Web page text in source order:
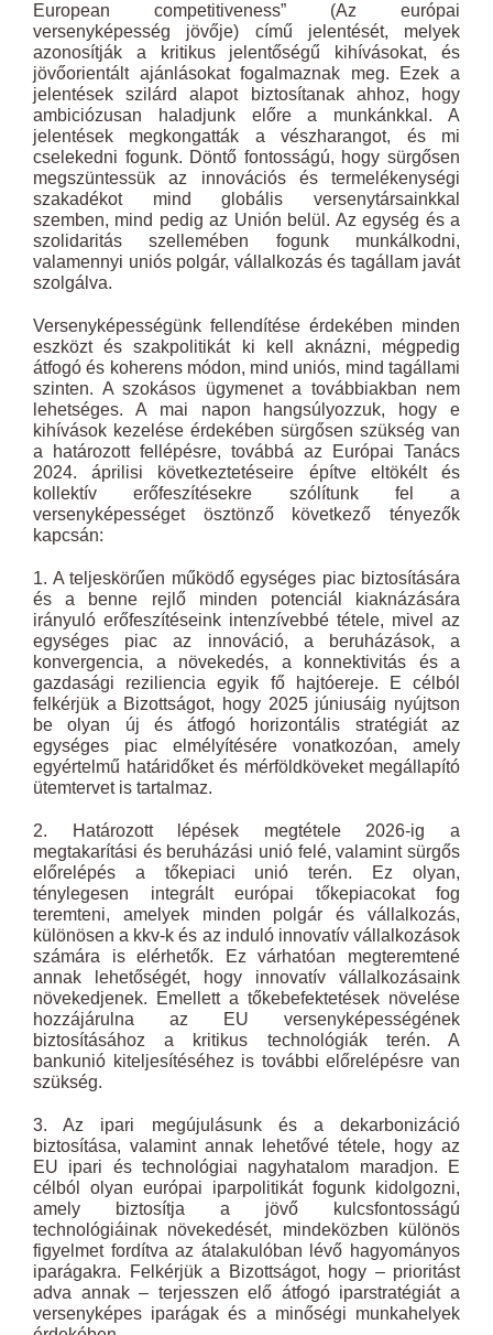
European competitiveness” (Az európai
versenyképesség jövője) című jelentését, melyek
azonosítják a kritikus jelentőségű kihívásokat, és
jövőorientált ajánlásokat fogalmaznak meg. Ezek a
jelentések szilárd alapot biztosítanak ahhoz, hogy
ambiciózusan haladjunk előre a munkánkkal. A
jelentések megkongatták a vészharangot, és mi
cselekedni fogunk. Döntő fontosságú, hogy sürgősen
megszüntessük az innovációs és termelékenységi
szakadékot mind globális versenytársainkkal
szemben, mind pedig az Unión belül. Az egység és a
szolidaritás szellemében fogunk munkálkodni,
valamennyi uniós polgár, vállalkozás és tagállam javát
szolgálva.
Versenyképességünk fellendítése érdekében minden
eszközt és szakpolitikát ki kell aknázni, mégpedig
átfogó és koherens módon, mind uniós, mind tagállami
szinten. A szokásos ügymenet a továbbiakban nem
lehetséges. A mai napon hangsúlyozzuk, hogy e
kihívások kezelése érdekében sürgősen szükség van
a határozott fellépésre, továbbá az Európai Tanács
2024. áprilisi következtetéseire építve eltökélt és
kollektív erőfeszítésekre szólítunk fel a
versenyképességet ösztönző következő tényezők
kapcsán:
1. A teljeskörűen működő egységes piac biztosítására
és a benne rejlő minden potenciál kiaknázására
irányuló erőfeszítéseink intenzívebbé tétele, mivel az
egységes piac az innováció, a beruházások, a
konvergencia, a növekedés, a konnektivitás és a
gazdasági reziliencia egyik fő hajtóereje. E célból
felkérjük a Bizottságot, hogy 2025 júniusáig nyújtson
be olyan új és átfogó horizontális stratégiát az
egységes piac elmélyítésére vonatkozóan, amely
egyértelmű határidőket és mérföldköveket megállapító
ütemtervet is tartalmaz.
2. Határozott lépések megtétele 2026-ig a
megtakarítási és beruházási unió felé, valamint sürgős
előrelépés a tőkepiaci unió terén. Ez olyan,
ténylegesen integrált európai tőkepiacokat fog
teremteni, amelyek minden polgár és vállalkozás,
különösen a kkv-k és az induló innovatív vállalkozások
számára is elérhetők. Ez várhatóan megteremtené
annak lehetőségét, hogy innovatív vállalkozásaink
növekedjenek. Emellett a tőkebefektetések növelése
hozzájárulna az EU versenyképességének
biztosításához a kritikus technológiák terén. A
bankunió kiteljesítéséhez is további előrelépésre van
szükség.
3. Az ipari megújulásunk és a dekarbonizáció
biztosítása, valamint annak lehetővé tétele, hogy az
EU ipari és technológiai nagyhatalom maradjon. E
célból olyan európai iparpolitikát fogunk kidolgozni,
amely biztosítja a jövő kulcsfontosságú
technológiáinak növekedését, mindeközben különös
figyelmet fordítva az átalakulóban lévő hagyományos
iparágakra. Felkérjük a Bizottságot, hogy – prioritást
adva annak – terjesszen elő átfogó iparstratégiát a
versenyképes iparágak és a minőségi munkahelyek